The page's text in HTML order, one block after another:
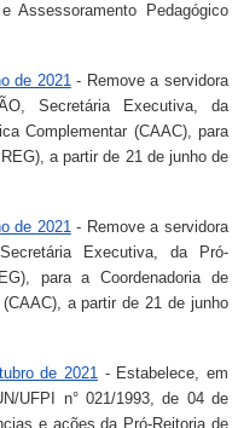
Assessoramento Pedagógico
de 2021- Remove a servidora
Secretária Executiva, da
Complementar (CAAC), para
a partir de 21 de junho de
de 2021- Remove a servidora
Executiva, da Pró-
para a Coordenadoria de
a partir de 21 de junho
de 2021 - Estabelece, em
UFPI n° 021/1993, de 04 de
e ações da Pró-Reitoria de